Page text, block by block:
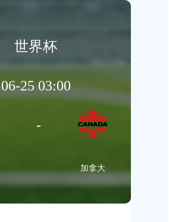
世界杯
06-25 03:00
-
加拿大